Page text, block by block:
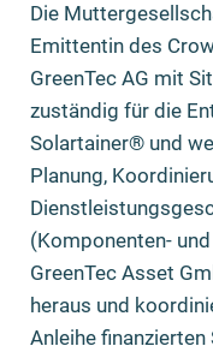
Die
Emittentin des
GreenTec AG mit
zuständig für die
Solartainer® und
Planung,
(Komponenten-
GreenTec Asset
heraus und
Anleihe